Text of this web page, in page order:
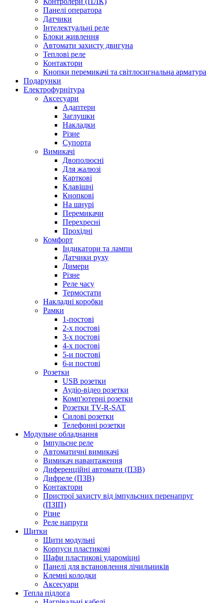
Панелі оператора
Датчики
Інтелектуальні реле
Блоки живлення
Автомати захисту двигуна
Теплові реле
Контактори
Кнопки перемикачі та світлосигнальна арматура
Подарунки
Електрофурнітура
Аксесуари
Адаптери
Заглушки
Накладки
Різне
Супорта
Вимикачі
Двополюсні
Для жалюзі
Карткові
Клавішні
Кнопкові
На шнурі
Перемикачи
Перехресні
Прохідні
Комфорт
Індикатори та лампи
Датчики руху
Димери
Різне
Реле часу
Термостати
Накладні коробки
Рамки
1-постові
2-х постові
3-х постові
4-х постові
5-и постові
6-и постові
Розетки
USB розетки
Аудіо-відео розетки
Комп'ютерні розетки
Розетки TV-R-SAT
Силові розетки
Телефонні розетки
Модульне обладнання
Імпульсне реле
Автоматичні вимикачі
Вимикач навантаження
Диференційні автомати (ПЗВ)
Дифреле (ПЗВ)
Контактори
Пристрої захисту від імпульсних перенапруг
(ПЗІП)
Різне
Реле напруги
Щитки
Щити модульні
Корпуси пластикові
Шафи пластикові удароміцні
Панелі для встановлення лічильників
Клемні колодки
Аксесуари
Тепла підлога